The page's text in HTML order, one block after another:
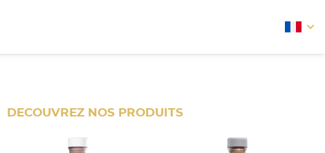
arrow
DECOUVREZ NOS PRODUITS